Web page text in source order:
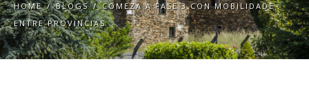
HOME / BLOGS / COMEZA A FASE 3 CON MOBILIDADE
ENTRE PROVINCIAS